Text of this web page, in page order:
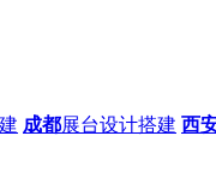
成都展台设计搭建 西